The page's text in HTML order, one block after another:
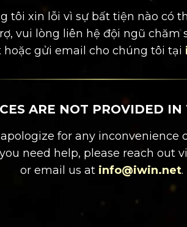
tôi xin lỗi vì sự bất tiện nào có
vui lòng liên hệ đội ngũ chăm
hoặc gửi email cho chúng tôi tại
ARE NOT PROVIDED IN
for any inconvenience
need help, please reach out
or email us at info@iwin.net.